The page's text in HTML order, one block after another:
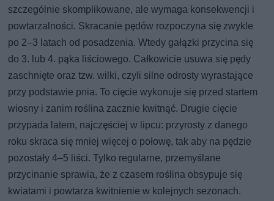
szczególnie skomplikowane, ale wymaga konsekwencji i
powtarzalności. Skracanie pędów rozpoczyna się zwykle
po 2–3 latach od posadzenia. Wtedy gałązki przycina się
do 3. lub 4. pąka liściowego. Całkowicie usuwa się pędy
zaschnięte oraz tzw. wilki, czyli silne odrosty wyrastające
przy podstawie pnia. To cięcie wykonuje się przed startem
wiosny i zanim roślina zacznie kwitnąć. Drugie cięcie
przypada latem, najczęściej w lipcu: przyrosty z danego
roku skraca się mniej więcej o połowę, tak aby na pędzie
pozostały 4–5 liści. Tylko regularne, przemyślane
przycinanie sprawia, że z czasem roślina obsypuje się
kwiatami i powtarza kwitnienie w kolejnych sezonach.